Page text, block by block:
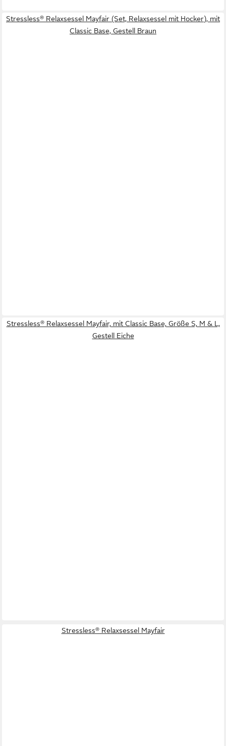
Stressless® Relaxsessel Mayfair (Set, Relaxsessel mit Hocker), mit
Classic Base, Gestell Braun
Stressless® Relaxsessel Mayfair, mit Classic Base, Größe S, M & L,
Gestell Eiche
Stressless® Relaxsessel Mayfair